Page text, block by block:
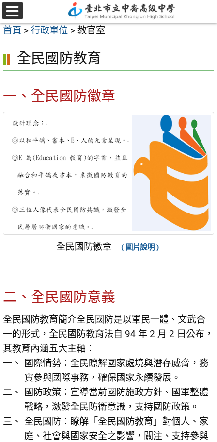
跳
至
主
內
區
選
單
首頁 > 行政單位 > 教官室
全民國防教育
一、全民國防徽章
全民國防徽章 ( 圖片說明 )
二、全民國防意義
全民國防教育簡介全民國防是以軍民一體、文武合
一的形式，全民國防教育法自 94 年 2 月 2 日公布，
其教育內涵五大主軸：
國際情勢：全民瞭解國家處境與潛存威脅，務
實參與國際事務，確保國家永續發展。
國防政策：宣導當前國防施政方針、國軍整體
戰略，激發全民防衛意識，支持國防政策。
全民國防：瞭解「全民國防教育」對個人、家
庭、社會與國家安全之影響，關注、支持參與